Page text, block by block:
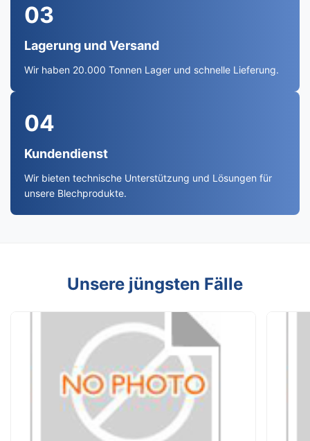
03
Lagerung und Versand
Wir haben 20.000 Tonnen Lager und schnelle Lieferung.
04
Kundendienst
Wir bieten technische Unterstützung und Lösungen für
unsere Blechprodukte.
Unsere jüngsten Fälle